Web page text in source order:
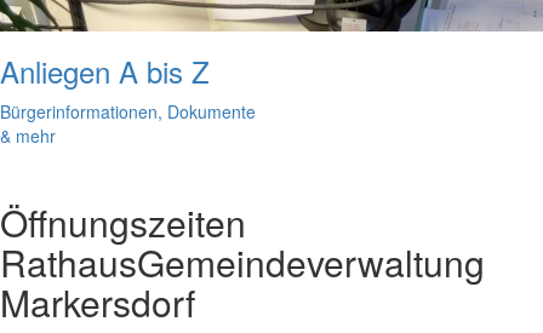
Anliegen A bis Z
Bürgerinformationen, Dokumente
& mehr
Öffnungszeiten
RathausGemeindeverwaltung
Markersdorf